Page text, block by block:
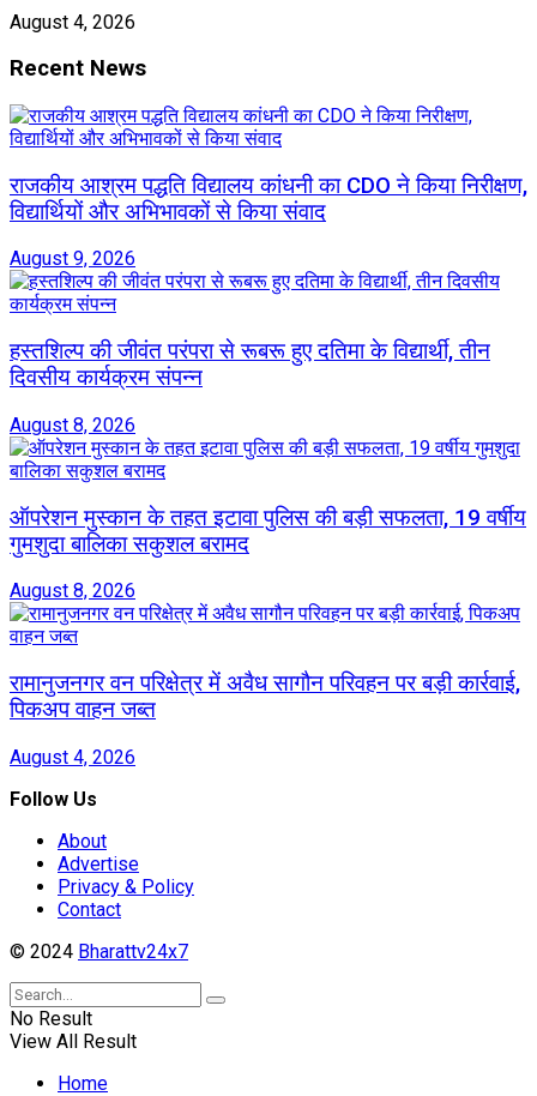
August 4, 2026
Recent News
राजकीय आश्रम पद्धति विद्यालय कांधनी का CDO ने किया निरीक्षण,
विद्यार्थियों और अभिभावकों से किया संवाद
August 9, 2026
हस्तशिल्प की जीवंत परंपरा से रूबरू हुए दतिमा के विद्यार्थी, तीन
दिवसीय कार्यक्रम संपन्न
August 8, 2026
ऑपरेशन मुस्कान के तहत इटावा पुलिस की बड़ी सफलता, 19 वर्षीय
गुमशुदा बालिका सकुशल बरामद
August 8, 2026
रामानुजनगर वन परिक्षेत्र में अवैध सागौन परिवहन पर बड़ी कार्रवाई,
पिकअप वाहन जब्त
August 4, 2026
Follow Us
About
Advertise
Privacy & Policy
Contact
© 2024 Bharattv24x7
No Result
View All Result
Home